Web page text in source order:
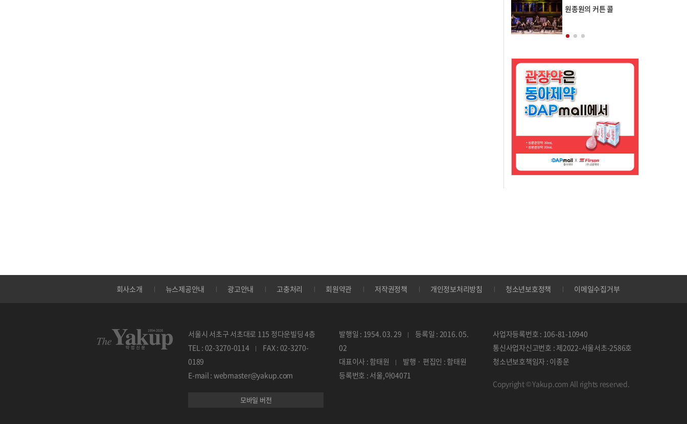
원종원의 커튼 콜
회사소개 뉴스제공안내 광고안내 고충처리 회원약관 저작권정책 개인정보처리방침 청소년보호정책 이메일수집거부
서울시 서초구 서초대로 115 정다운빌딩 4층
TEL : 02-3270-0114
FAX : 02-3270-
0189
E-mail : webmaster@yakup.com
모바일 버전
발행일 : 1954. 03. 29
등록일 : 2016. 05.
02
대표이사 : 함태원
발행 · 편집인 : 함태원
등록번호 : 서울,아04071
사업자등록번호 : 106-81-10940
통신사업자신고번호 : 제2022-서울서초-2586호
청소년보호책임자 : 이종운
Copyright © Yakup.com All rights reserved.